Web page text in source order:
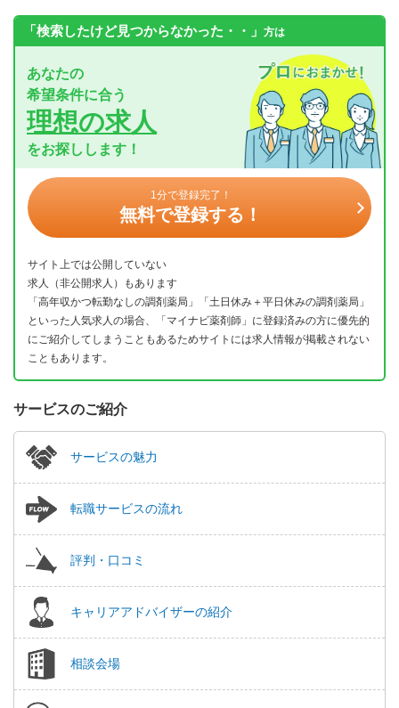
「検索したけど見つからなかった・・」 方は
あなたの
希望条件に合う
理想の求人
をお探しします！
1分で登録完了！
無料で登録する！
サイト上では公開していない
求人（非公開求人）もあります
「高年収かつ転勤なしの調剤薬局」「土日休み＋平日休みの調剤薬局」
といった人気求人の場合、「マイナビ薬剤師」に登録済みの方に優先的
にご紹介してしまうこともあるためサイトには求人情報が掲載されない
こともあります。
サービスのご紹介
サービスの魅力
転職サービスの流れ
評判・口コミ
キャリアアドバイザーの紹介
相談会場